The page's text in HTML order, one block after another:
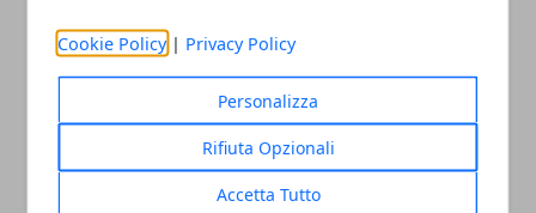
Cookie Policy | Privacy Policy
Personalizza
Rifiuta Opzionali
Accetta Tutto